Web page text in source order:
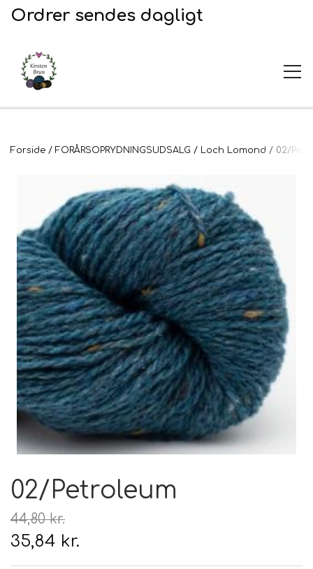
Ordrer sendes dagligt
UDSALG
Garn og opskrifter
Garn
Opskrifter
Broderi
2. Sortering
Stof til broderi
Plejeprodukter
Hårpleje
Hudpleje
Til uld
Tilbehør
Hanke - restparti
Tyngdefyld af genbrugsplast
Uldpleje
Strikketid
Gavekort
Forside FORÅRSOPRYDNINGSUDSALG Loch Lomond 02/
02/Petroleum
44,80 kr.
35,84 kr.